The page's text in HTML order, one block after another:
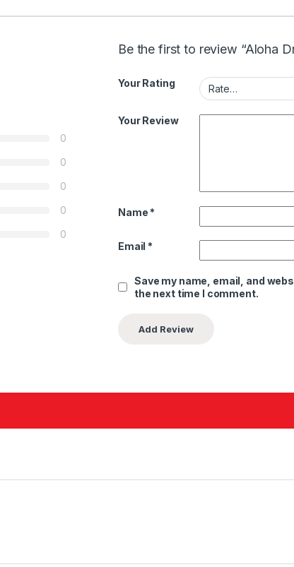
0
0
0
0
0
Be the first to review “Aloha
Your Rating
Your Review
Name *
Email *
Save my name, email, and
the next time I comment.